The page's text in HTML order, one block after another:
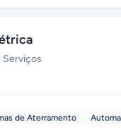
Serviços
de Aterramento